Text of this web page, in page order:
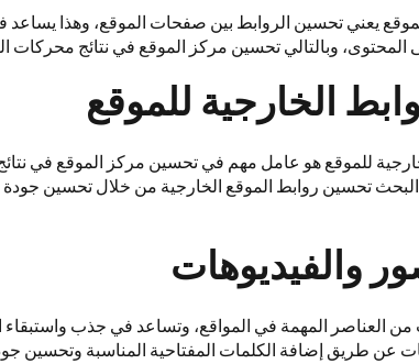
يعني تحسين الروابط بين صفحات الموقع، وهذا
المحتوى، وبالتالي تحسين مركز الموقع في نتائج محركات
الخارجية للموقع
للموقع هو عامل مهم في تحسين مركز الموقع في
تحسين روابط الموقع الخارجية من خلال تحسين
والفيديوهات
من العناصر المهمة في المواقع، وتساعد في جذب واستبقاء
عن طريق إضافة الكلمات المفتاحية المناسبة وتحسين